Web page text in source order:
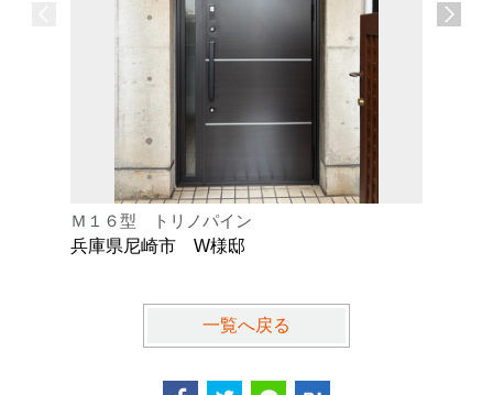
Ｍ１６型 トリノパイン
兵庫県尼崎市 W様邸
一覧へ戻る